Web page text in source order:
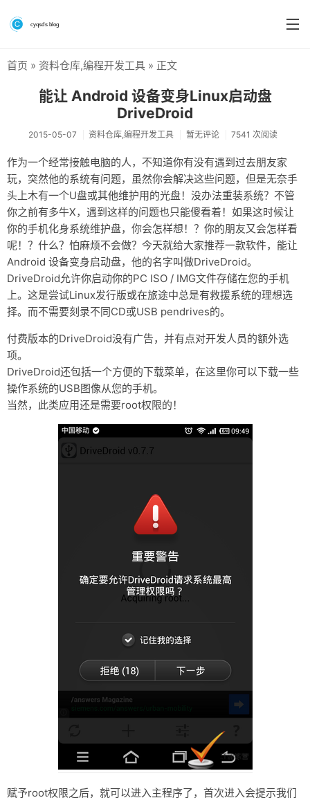
分类
系统&系统工具
硬件测评
软件
折腾
手机
前端
个人博客
关于
友情链接
首页 » 资料仓库,编程开发工具 » 正文
能让 Android 设备变身Linux启动盘
DriveDroid
2015-05-07 资料仓库 ,编程开发工具 暂无评论 7541 次阅读
作为一个经常接触电脑的人，不知道你有没有遇到过去朋友家
玩，突然他的系统有问题，虽然你会解决这些问题，但是无奈手
头上木有一个U盘或其他维护用的光盘！没办法重装系统？不管
你之前有多牛X，遇到这样的问题也只能傻看着！如果这时候让
你的手机化身系统维护盘，你会怎样想！？你的朋友又会怎样看
呢！？什么？怕麻烦不会做？今天就给大家推荐一款软件，能让
Android 设备变身启动盘，他的名字叫做DriveDroid。
DriveDroid允许你启动你的PC ISO / IMG文件存储在您的手机
上。这是尝试Linux发行版或在旅途中总是有救援系统的理想选
择。而不需要刻录不同CD或USB pendrives的。
付费版本的DriveDroid没有广告，并有点对开发人员的额外选
项。
DriveDroid还包括一个方便的下载菜单，在这里你可以下载一些
操作系统的USB图像从您的手机。
当然，此类应用还是需要root权限的！
赋予root权限之后，就可以进入主程序了，首次进入会提示我们